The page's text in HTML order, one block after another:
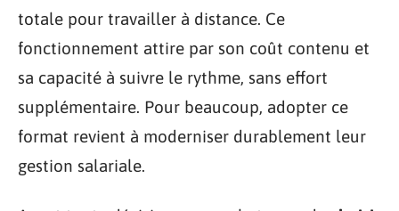
totale pour travailler à distance. Ce
fonctionnement attire par son coût contenu et
sa capacité à suivre le rythme, sans effort
supplémentaire. Pour beaucoup, adopter ce
format revient à moderniser durablement leur
gestion salariale.